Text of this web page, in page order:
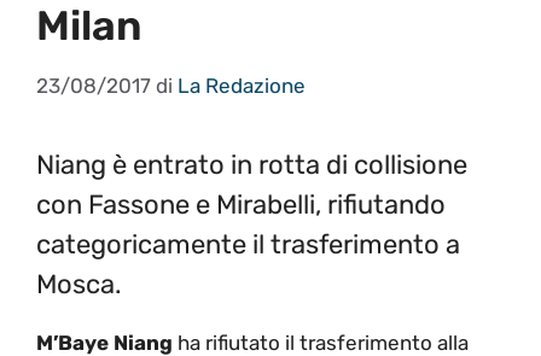
Milan
23/08/2017 di La Redazione
Niang è entrato in rotta di collisione
con Fassone e Mirabelli, rifiutando
categoricamente il trasferimento a
Mosca.
M’Baye Niang ha rifiutato il trasferimento alla